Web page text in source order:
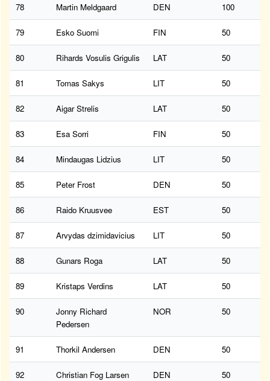
78 Martin Meldgaard DEN 100
79 Esko Suomi FIN 50
80 Rihards Vosulis Grigulis LAT 50
81 Tomas Sakys LIT 50
82 Aigar Strelis LAT 50
83 Esa Sorri FIN 50
84 Mindaugas Lidzius LIT 50
85 Peter Frost DEN 50
86 Raido Kruusvee EST 50
87 Arvydas dzimidavicius LIT 50
88 Gunars Roga LAT 50
89 Kristaps Verdins LAT 50
90
Jonny Richard
Pedersen
NOR 50
91 Thorkil Andersen DEN 50
92 Christian Fog Larsen DEN 50